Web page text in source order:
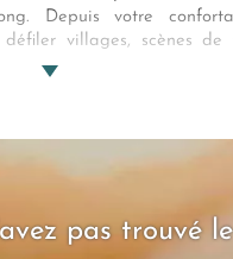
Depuis votre
défiler villages, scènes de
la jungle, nuées
pas trouvé